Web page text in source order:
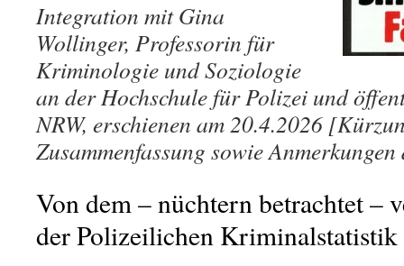
Integration mit Gina
Wollinger, Professorin für
Kriminologie und Soziologie
an der Hochschule für Polizei und
NRW, erschienen am 20.4.2026
Zusammenfassung sowie
Von dem – nüchtern betrachtet –
der Polizeilichen